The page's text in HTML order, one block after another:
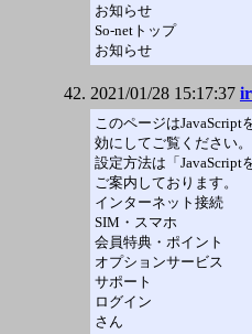
お知らせ
So-netトップ
お知らせ
2021/01/28 15:17:37
このページはJavaScript
効にしてご覧ください。
設定方法は「JavaScript
ご案内しております。
インターネット接続
SIM・スマホ
会員特典・ポイント
オプションサービス
サポート
ログイン
さん